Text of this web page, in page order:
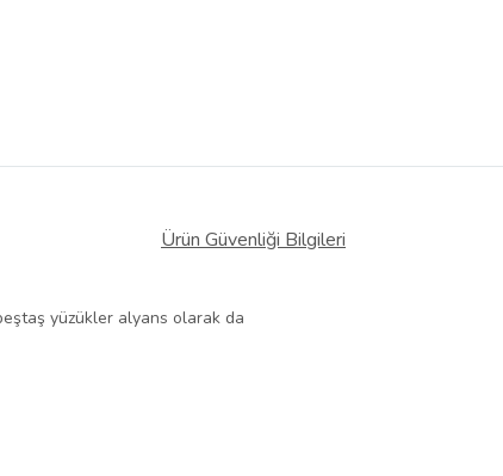
Ürün Güvenliği Bilgileri
yüzükler alyans olarak da